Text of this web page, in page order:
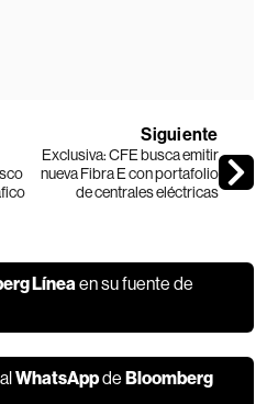
Siguiente
Exclusiva: CFE busca emitir
nueva Fibra E con portafolio
de centrales eléctricas
Líneaen su fuente de
WhatsAppdeBloomberg